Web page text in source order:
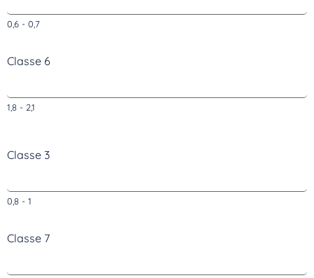
0,6 - 0,7
Classe 6
1,8 - 2,1
Classe 3
0,8 - 1
Classe 7